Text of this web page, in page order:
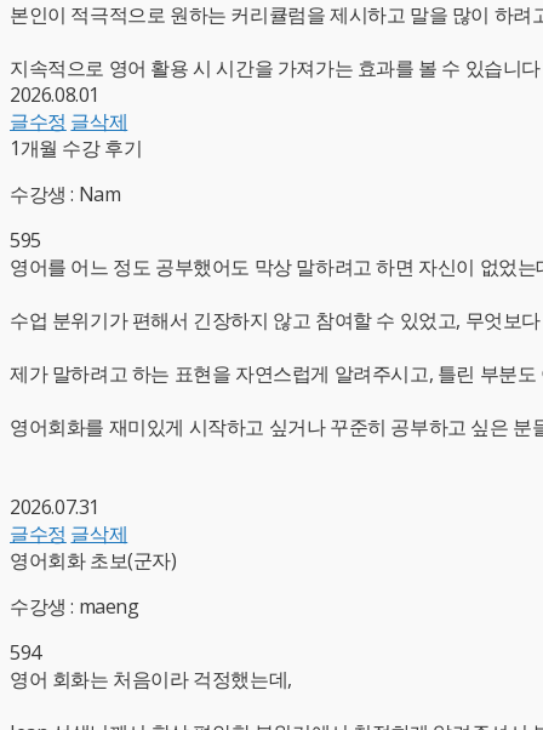
본인이 적극적으로 원하는 커리큘럼을 제시하고 말을 많이 하려
지속적으로 영어 활용 시 시간을 가져가는 효과를 볼 수 있습니다
2026.08.01
글수정 글삭제
1개월 수강 후기
수강생 : Nam
595
영어를 어느 정도 공부했어도 막상 말하려고 하면 자신이 없었
수업 분위기가 편해서 긴장하지 않고 참여할 수 있었고, 무엇보
제가 말하려고 하는 표현을 자연스럽게 알려주시고, 틀린 부분
영어회화를 재미있게 시작하고 싶거나 꾸준히 공부하고 싶은 분
2026.07.31
글수정 글삭제
영어회화 초보(군자)
수강생 : maeng
594
영어 회화는 처음이라 걱정했는데,